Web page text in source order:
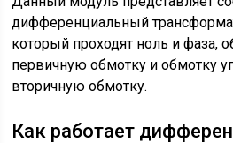
дифференциальный
который проходят ноль и фаза,
первичную обмотку и обмотку
вторичную обмотку.
Как работает